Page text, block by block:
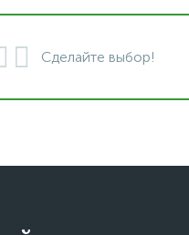
Сделайте выбор!